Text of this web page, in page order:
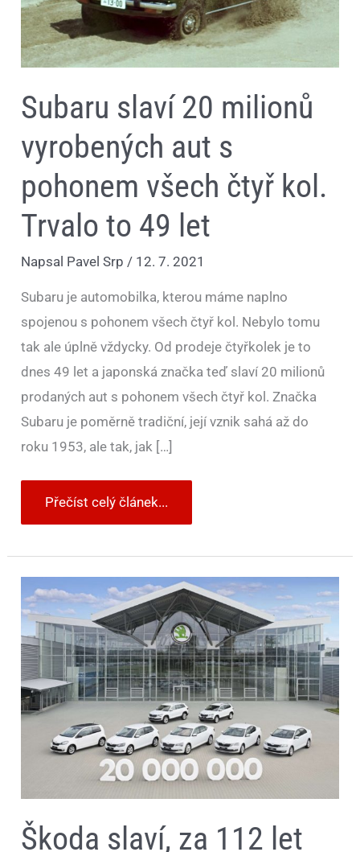
Subaru slaví 20 milionů
vyrobených aut s
pohonem všech čtyř kol.
Trvalo to 49 let
Napsal Pavel Srp/ 12. 7. 2021
Subaru je automobilka, kterou máme naplno
spojenou s pohonem všech čtyř kol. Nebylo tomu
tak ale úplně vždycky. Od prodeje čtyřkolek je to
dnes 49 let a japonská značka teď slaví 20 milionů
prodaných aut s pohonem všech čtyř kol. Značka
Subaru je poměrně tradiční, její vznik sahá až do
roku 1953, ale tak, jak […]
všech
čtyř
kol.
Trvalo
to
let
Přečíst celý článek...
Škoda slaví, za 112 let
slaví,
za
112
let
vyrobila
20
milionů
automobilů